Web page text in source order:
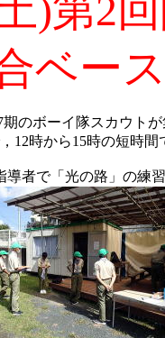
)第2
ベー
のボーイ隊スカウト
12時から15時の短時
者で「光の路」の練